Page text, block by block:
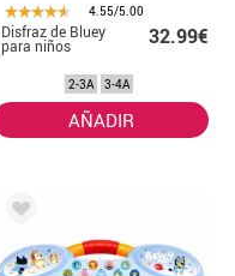
4.55/5.00
Disfraz de Bluey
para niños 32.99€
2-3A 3-4A
AÑADIR